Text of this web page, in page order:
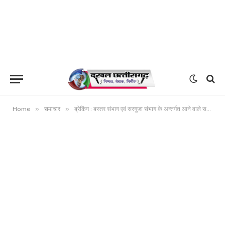
Home » समाचार » ब्रेकिंग : बस्तर संभाग एवं सरगुजा संभाग के अन्तर्गत आने वाले समस्त जिले एवं बिलासपुर संभाग के तृतीय श्रेणी एवं चतुर्थ श्रेणी के उद्भूत होने वाली रिक्तियों को संभाग / जिले के स्थानीय निवासीयो को प्राथमिकता वाली अधिसूचना सरकार ने निरस्त की , हाईकोर्ट के फैसले के बाद बड़ी कार्यवाही